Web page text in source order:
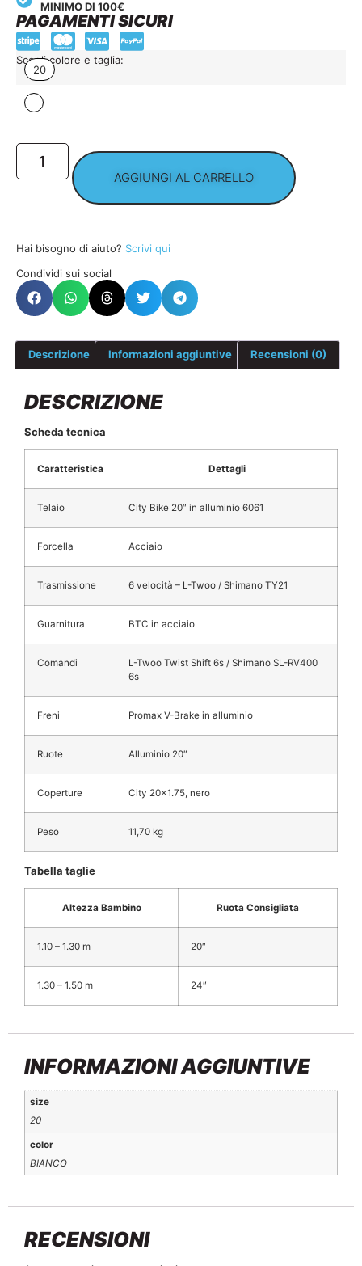
MINIMO DI 100€
PAGAMENTI SICURI
Scegli colore e taglia:
20
AGGIUNGI AL CARRELLO
Hai bisogno di aiuto? Scrivi qui
Condividi sui social
Descrizione Informazioni aggiuntive Recensioni (0)
DESCRIZIONE
Scheda tecnica
Caratteristica Dettagli
Telaio City Bike 20″ in alluminio 6061
Forcella Acciaio
Trasmissione 6 velocità – L-Twoo / Shimano TY21
Guarnitura BTC in acciaio
Comandi
L-Twoo Twist Shift 6s / Shimano SL-RV400
6s
Freni Promax V-Brake in alluminio
Ruote Alluminio 20″
Coperture City 20×1.75, nero
Peso 11,70 kg
Tabella taglie
Altezza Bambino Ruota Consigliata
1.10 – 1.30 m 20″
1.30 – 1.50 m 24″
INFORMAZIONI AGGIUNTIVE
size
20
color
BIANCO
RECENSIONI